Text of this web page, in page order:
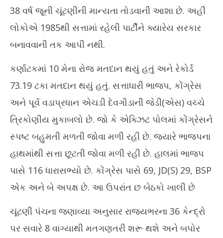
38 વર્ષ જૂની ચૂંટણીની માન્યતા તોડવાની આશા છે. અહીં
લોકોએ 1985થી સત્તામાં રહેલી પાર્ટીને ક્યારેય સરકાર
બનાવવાની તક આપી નથી.
કર્ણાટકમાં 10 મેના રોજ મતદાન થયું હતું અને રેકોર્ડ
73.19 ટકા મતદાન થયું હતું. સત્તાધારી ભાજપ, કોંગ્રેસ
અને પૂર્વ વડાપ્રધાન એચડી દેવગૌડાની જેડી(એસ) વચ્ચે
ત્રિકોણીય મુકાબલો છે. જો કે એક્ઝિટ પોલમાં કોંગ્રેસને
સ્પષ્ટ બહુમતી મળતી જોવા મળી રહી છે. જ્યારે ભાજપના
હાથમાંથી સત્તા છૂટતી જોવા મળી રહી છે. હાલમાં ભાજપ
પાસે 116 ધારાસભ્યો છે. કોંગ્રેસ પાસે 69, JD(S) 29, BSP
એક અને બે અપક્ષ છે. આ ઉપરાંત છ બેઠકો ખાલી છે
ચૂંટણી પંચના જણાવ્યા અનુસાર રાજ્યભરના 36 કેન્દ્રો
પર સવારે 8 વાગ્યાથી મતગણતરી શરૂ થશે અને બપોર